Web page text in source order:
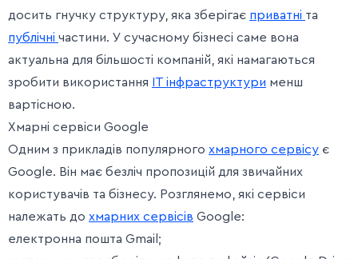
досить гнучку структуру, яка зберігає приватні та
публічні частини. У сучасному бізнесі саме вона
актуальна для більшості компаній, які намагаються
зробити використання
ІТ інфраструктури менш
вартісною.
Хмарні сервіси Google
Одним з прикладів популярного хмарного сервісу є
Google. Він має безліч пропозицій для звичайних
користувачів та бізнесу. Розглянемо, які сервіси
належать до хмарних сервісів Google:
електронна пошта Gmail;